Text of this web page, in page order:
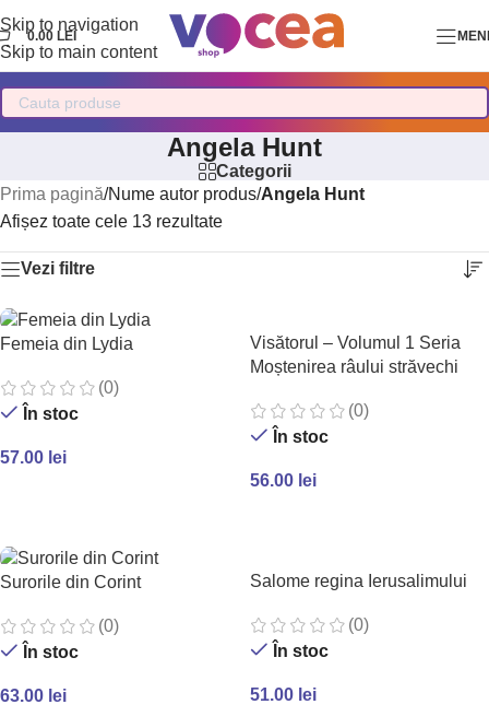
Skip to navigation
Skip to main content
0.00 LEI
Angela Hunt
Categorii
Prima pagină/Nume autor produs/Angela Hunt
Afișez toate cele 13 rezultate
Vezi filtre
Femeia din Lydia
(0)
În stoc
57.00 lei
Visătorul – Volumul 1 Seria
Moștenirea râului străvechi
(0)
În stoc
56.00 lei
Surorile din Corint
(0)
În stoc
63.00 lei
Salome regina Ierusalimului
(0)
În stoc
51.00 lei